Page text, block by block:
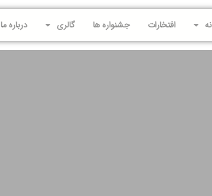
افتخارات جشنواره ها گالری درباره ما